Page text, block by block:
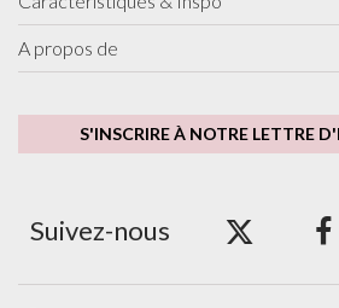
A propos de
S'INSCRIRE À NOTRE LETTRE
Suivez-nous